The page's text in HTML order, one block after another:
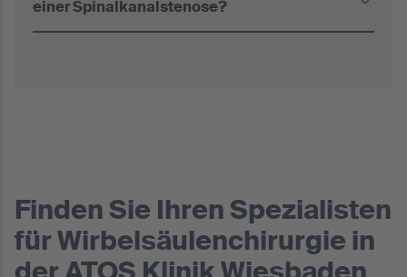
einer Spinalkanalstenose?
Finden Sie Ihren Spezialisten
für Wirbelsäulenchirurgie in